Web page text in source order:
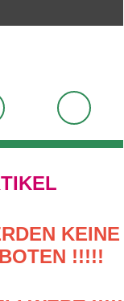
KEINE
!!!!!